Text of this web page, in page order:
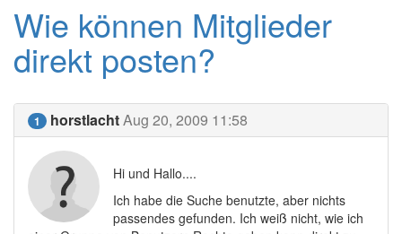
Wie können Mitglieder
direkt posten?
1 horstlachtAug 20, 2009 11:58
Hi und Hallo....
Ich habe die Suche benutzte, aber nichts
passendes gefunden. Ich weiß nicht, wie ich